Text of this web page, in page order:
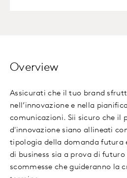
Overview
Assicurati che il tuo brand
nell’innovazione e nella
comunicazioni. Sii sicuro che il
d'innovazione siano allineati
tipologia della domanda futura
di business sia a prova di
scommesse che guideranno la